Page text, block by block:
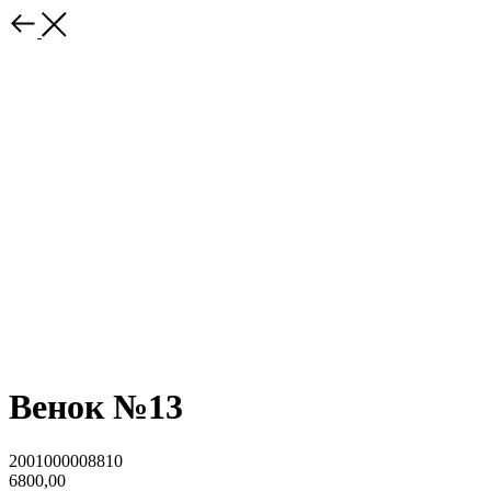
Венок №13
2001000008810
6800,00